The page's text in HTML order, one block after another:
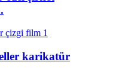
karikatür